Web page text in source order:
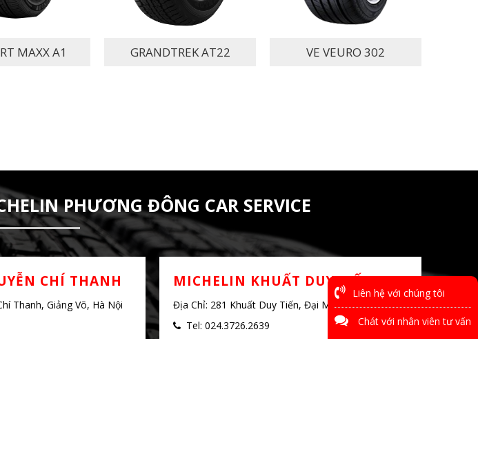
MAXX A1 GRANDTREK AT22 VE VEURO 302
PHƯƠNG ĐÔNG CAR SERVICE
CHÍ THANH
Thanh, Giảng Võ, Hà Nội
MICHELIN KHUẤT DUY TIẾN
Địa Chỉ: 281 Khuất Duy Tiến, Đại Mỗ, Hà Nội.
Tel: 024.3726.2639
Liên hệ với chúng tôi
Chát với nhân viên tư vấn